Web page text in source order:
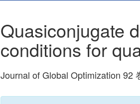
Quasiconjugate
conditions for
Journal of Global Optimization 92